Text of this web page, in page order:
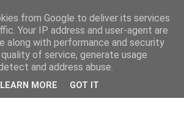
Think Tank
aus meinem "Denkraum" -
from Google to deliver its services
Your IP address and user-agent are
along with performance and security
of service, generate usage
and address abuse.
LEARN MORE GOT IT